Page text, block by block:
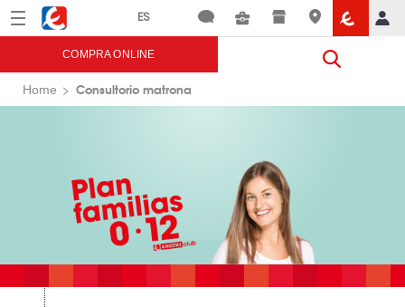
Menú Eroski
COMPRA ONLINE
Home Consultorio matrona